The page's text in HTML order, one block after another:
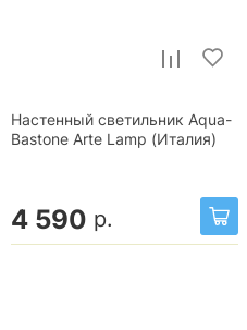
Настенный светильник Aqua-
Bastone Arte Lamp (Италия)
4 590 р.